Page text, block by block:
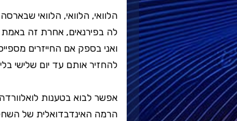
הלוואי, הלוואי, הלוואי
לה בפירנאים, אחרת זה
ואני בספק אם החייזרים
להחזיר אותם עד יום שלישי
אפשר לבוא בטענות
הרמה האינדבדואלית של